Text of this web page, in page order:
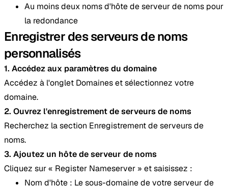
Au moins deux noms d'hôte de serveur de noms pour
la redondance
Enregistrer des serveurs de noms
personnalisés
1. Accédez aux paramètres du domaine
Accédez à l'onglet Domaines et sélectionnez votre
domaine.
2. Ouvrez l'enregistrement de serveurs de noms
Recherchez la section Enregistrement de serveurs de
noms.
3. Ajoutez un hôte de serveur de noms
Cliquez sur « Register Nameserver » et saisissez :
Nom d'hôte : Le sous-domaine de votre serveur de